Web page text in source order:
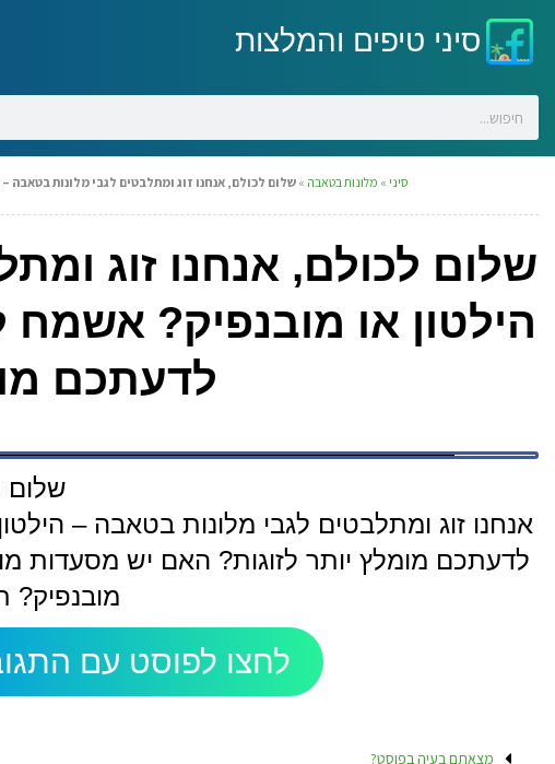
סיני טיפים והמלצות
סיני » מלונות בטאבה »שלום לכולם, אנחנו זוג ומתלבטים לגבי מלונות
שלום לכולם, אנחנו זוג
הילטון או מובנפיק?
לדעתכם
שלום
אנחנו זוג ומתלבטים לגבי מלונות בטאבה –
לדעתכם מומלץ יותר לזוגות? האם יש מסעדות
מובנפיק?
לחצו לפוסט עם
מצאתם בעיה בפוסט?